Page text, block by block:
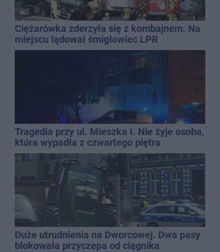
Ciężarówka zderzyła się z kombajnem. Na
miejscu lądował śmigłowiec LPR
Tragedia przy ul. Mieszka I. Nie żyje osoba,
która wypadła z czwartego piętra
Duże utrudnienia na Dworcowej. Dwa pasy
blokowała przyczepa od ciągnika